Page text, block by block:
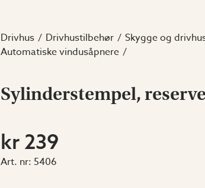
Drivhus Drivhustilbehør
Skygge og
Automatiske vindusåpnere
Sylinderstempel, reserve
kr 239
Art. nr: 5406